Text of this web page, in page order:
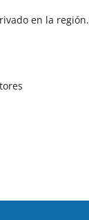
en la región.